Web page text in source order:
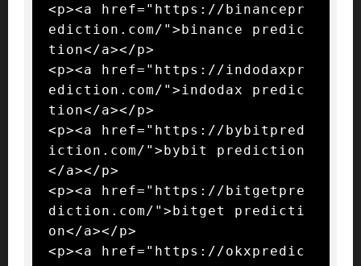
<p><a href="https://binancepr
ediction.com/">binance predic
tion</a></p>
<p><a href="https://indodaxpr
ediction.com/">indodax predic
tion</a></p>
<p><a href="https://bybitpred
iction.com/">bybit prediction
</a></p>
<p><a href="https://bitgetpre
diction.com/">bitget predicti
on</a></p>
<p><a href="https://okxpredic